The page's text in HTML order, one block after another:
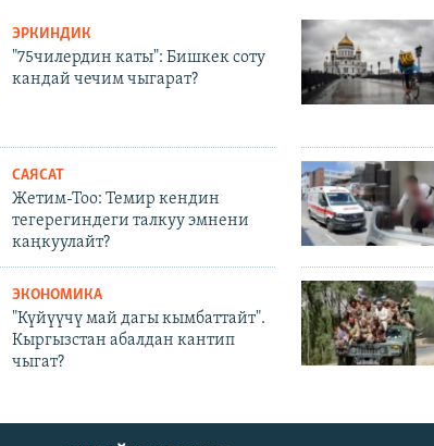
ЭРКИНДИК
"75чилердин каты": Бишкек соту
кандай чечим чыгарат?
САЯСАТ
Жетим-Тоо: Темир кендин
тегерегиндеги талкуу эмнени
каңкуулайт?
ЭКОНОМИКА
"Күйүүчү май дагы кымбаттайт".
Кыргызстан абалдан кантип
чыгат?